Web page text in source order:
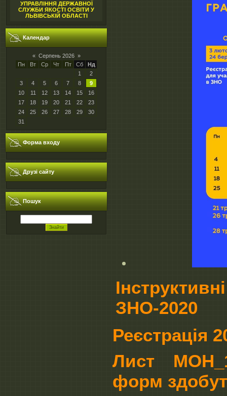
УПРАВЛІННЯ ДЕРЖАВНОЇ
СЛУЖБИ ЯКОСТІ ОСВІТИ У
ЛЬВІВСЬКІЙ ОБЛАСТІ
Календар
« Серпень 2026 »
Пн
Вт Ср Чт Пт Сб
Нд
1
2
3
4 5 6 7 8
9
10
11 12 13 14 15
16
17
18 19 20 21 22
23
24
25 26 27 28 29
30
31
Форма входу
Друзі сайту
Пошук
ЗНО-2020
Реєстрація
Лист МОН_1-
форм